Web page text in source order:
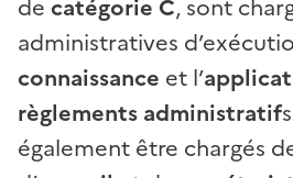
de catégorie C, sont
administratives
connaissance et l’
règlements administratif
également être chargés